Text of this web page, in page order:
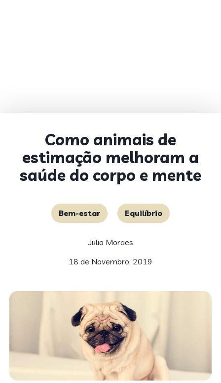
Como animais de
estimação melhoram a
saúde do corpo e mente
Bem-estar Equilíbrio
Julia Moraes
18 de Novembro, 2019